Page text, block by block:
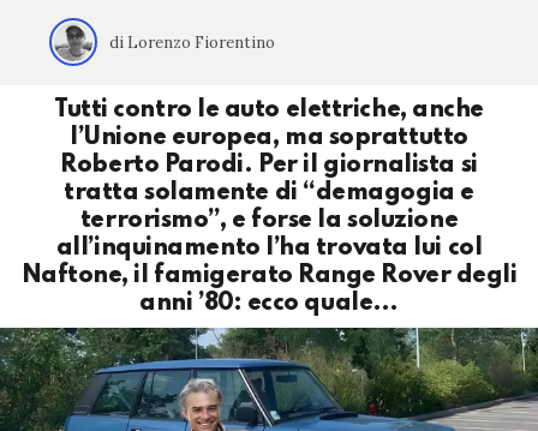
di Lorenzo Fiorentino
Tutti contro le auto elettriche, anche
l’Unione europea, ma soprattutto
Roberto Parodi. Per il giornalista si
tratta solamente di “demagogia e
terrorismo”, e forse la soluzione
all’inquinamento l’ha trovata lui col
Naftone, il famigerato Range Rover degli
anni ’80: ecco quale…